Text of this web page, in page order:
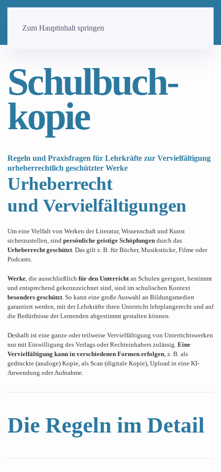
Zum Hauptinhalt springen
Schul­buch­
kopie
Regeln und Praxisfragen für Lehrkräfte zur Vervielfältigung
urheberrechtlich geschützter Werke
Urheberrecht
und Vervielfältigungen
Um eine Vielfalt von Werken der Literatur, Wissenschaft und Kunst
sicherzustellen, sind persönliche geistige Schöpfungen durch das
Urheberrecht geschützt. Das gilt z. B. für Bücher, Musikstücke, Filme oder
Podcasts.
Werke, die ausschließlich für den Unterrichtan Schulen geeignet, bestimmt
und entsprechend gekennzeichnet sind, sind im schulischen Kontext
besonders geschützt. So kann eine große Auswahl an Bildungsmedien
garantiert werden, mit der Lehrkräfte ihren Unterricht lehrplangerecht und auf
die Bedürfnisse der Lernenden abgestimmt gestalten können.
Deshalb ist eine ganze oder teilweise Vervielfältigung von Unterrichtswerken
nur mit Einwilligung des Verlags oder Rechteinhabers zulässig. Eine
Vervielfältigung kann in verschiedenen Formen erfolgen, z. B. als
gedruckte (analoge) Kopie, als Scan (digitale Kopie), Upload in eine KI-
Anwendung oder Aufnahme.
Die Regeln im Detail